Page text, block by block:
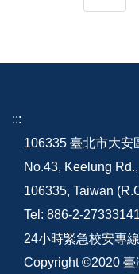
:::
106335 臺北市大安
No.43, Keelung
106335, Taiwan
Tel: 886-2-27333141
24小時緊急校安專
Copyright ©2020 臺